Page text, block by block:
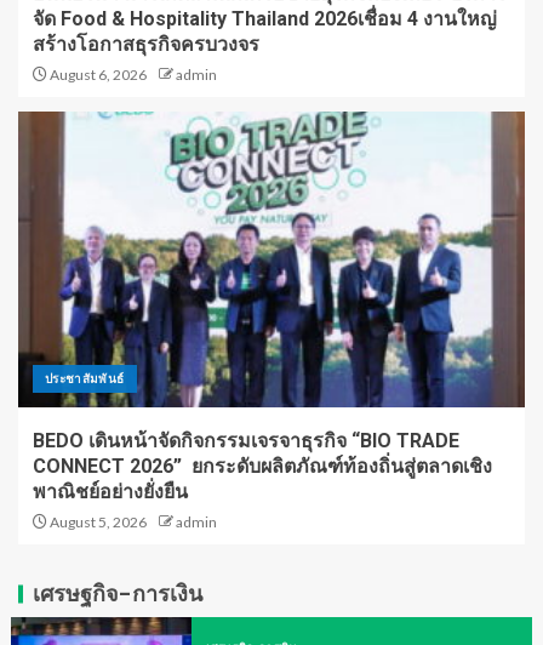
จัด Food & Hospitality Thailand 2026เชื่อม 4 งานใหญ่
สร้างโอกาสธุรกิจครบวงจร
August 6, 2026 admin
ประชาสัมพันธ์
BEDO เดินหน้าจัดกิจกรรมเจรจาธุรกิจ “BIO TRADE
CONNECT 2026” ยกระดับผลิตภัณฑ์ท้องถิ่นสู่ตลาดเชิง
พาณิชย์อย่างยั่งยืน
August 5, 2026 admin
เศรษฐกิจ-การเงิน